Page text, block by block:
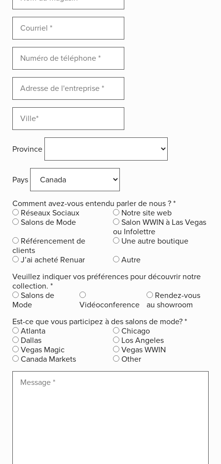
Province
Pays
Comment avez-vous entendu parler de nous ?*
Réseaux Sociaux
Notre site web
Salons de Mode
Salon WWIN à Las Vegas
ou Infolettre
Référencement de
clients
Une autre boutique
J’ai acheté Renuar
Autre
Veuillez indiquer vos préférences pour découvrir notre
collection. *
Salons de
Mode
Vidéoconference
Rendez-vous
au showroom
Est-ce que vous participez à des salons de mode?*
Atlanta
Chicago
Dallas
Los Angeles
Vegas Magic
Vegas WWIN
Canada Markets
Other